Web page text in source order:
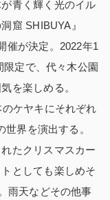
青く輝く光のイル
窟 SHIBUYA』
催が決定。2022年1
限定で、代々木公園
を楽しめる。
ケヤキにそれぞれ
界を演出する。
たクリスマスカー
としても楽しめそ
雨天などその他事